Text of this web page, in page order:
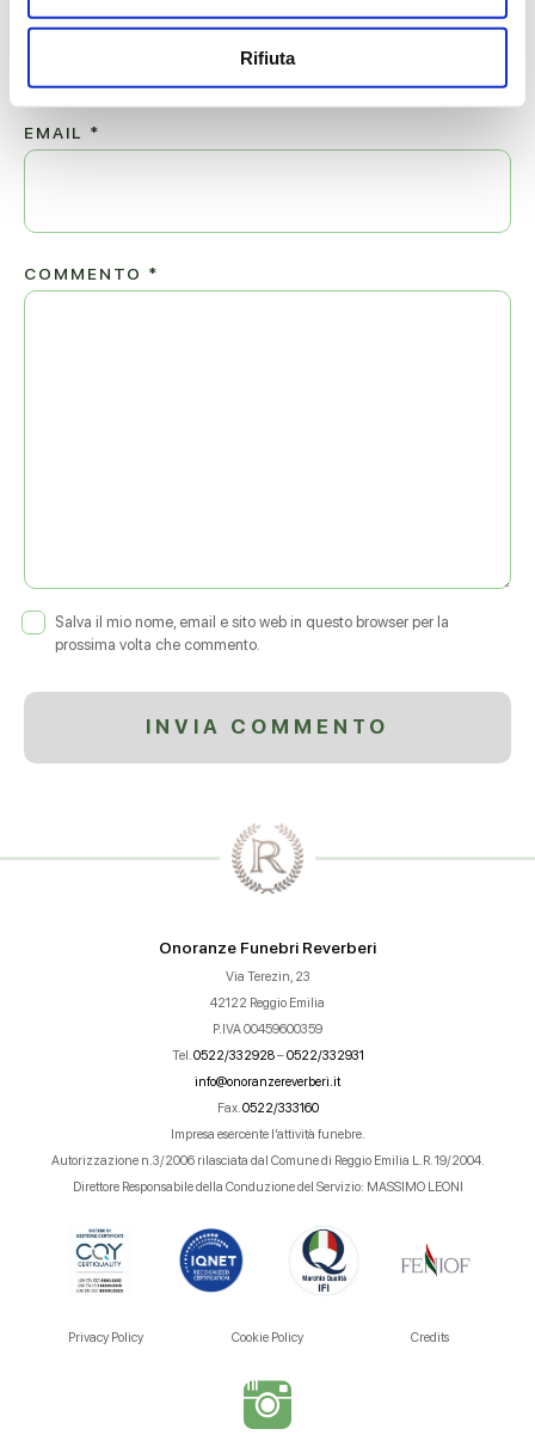
Rifiuta
COMMENTO *
EMAIL *
Salva il mio nome, email e sito web in questo browser per la
prossima volta che commento.
Onoranze Funebri Reverberi
Via Terezin, 23
42122 Reggio Emilia
P.IVA 00459600359
Tel. 0522/332928–0522/332931
info@onoranzereverberi.it
Fax. 0522/333160
Impresa esercente l’attività funebre.
Autorizzazione n.3/2006 rilasciata dal Comune di Reggio Emilia L.R. 19/2004.
Direttore Responsabile della Conduzione del Servizio: MASSIMO LEONI
Privacy Policy Cookie Policy Credits